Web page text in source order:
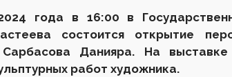
года в 16:00 в
состоится открытие
Данияра. На выставке
работ художника.